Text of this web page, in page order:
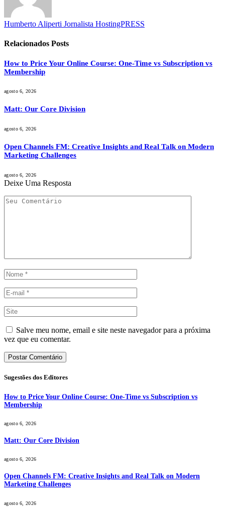
Humberto Aliperti Jornalista HostingPRESS
Relacionados Posts
How to Price Your Online Course: One-Time vs Subscription vs
Membership
agosto 6, 2026
Matt: Our Core Division
agosto 6, 2026
Open Channels FM: Creative Insights and Real Talk on Modern
Marketing Challenges
agosto 6, 2026
Deixe Uma Resposta
Salve meu nome, email e site neste navegador para a próxima
vez que eu comentar.
Sugestões dos Editores
How to Price Your Online Course: One-Time vs Subscription vs
Membership
agosto 6, 2026
Matt: Our Core Division
agosto 6, 2026
Open Channels FM: Creative Insights and Real Talk on Modern
Marketing Challenges
agosto 6, 2026